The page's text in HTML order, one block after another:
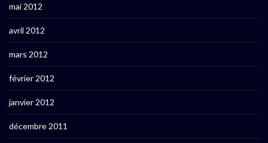
mai 2012
avril 2012
mars 2012
février 2012
janvier 2012
décembre 2011